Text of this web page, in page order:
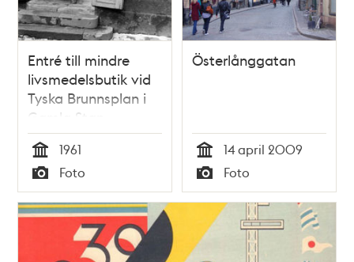
Entré till mindre
livsmedelsbutik vid
Tyska Brunnsplan i
Gamla Stan.
Tid
1961
Typ
Foto
Österlånggatan
Tid
14 april 2009
Typ
Foto